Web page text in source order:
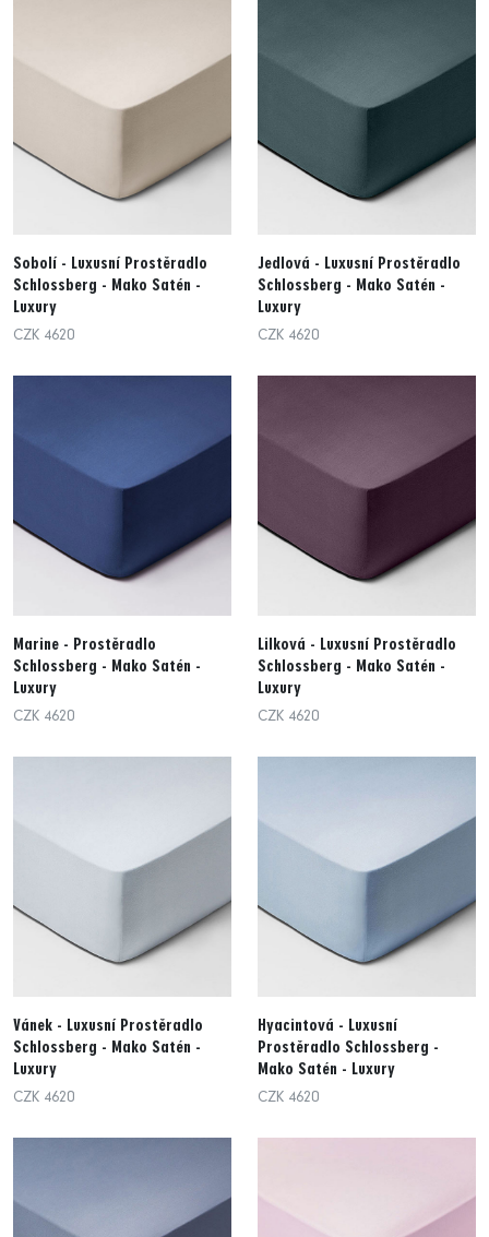
Sobolí - Luxusní Prostěradlo
Schlossberg - Mako Satén -
Luxury
CZK 4620
Jedlová - Luxusní Prostěradlo
Schlossberg - Mako Satén -
Luxury
CZK 4620
Marine - Prostěradlo
Schlossberg - Mako Satén -
Luxury
CZK 4620
Lilková - Luxusní Prostěradlo
Schlossberg - Mako Satén -
Luxury
CZK 4620
Vánek - Luxusní Prostěradlo
Schlossberg - Mako Satén -
Luxury
CZK 4620
Hyacintová - Luxusní
Prostěradlo Schlossberg -
Mako Satén - Luxury
CZK 4620